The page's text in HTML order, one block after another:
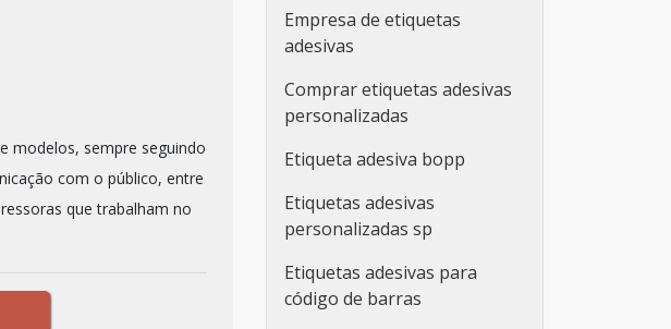
modelos, sempre seguindo
com o público, entre
que trabalham no
Empresa de etiquetas
adesivas
Comprar etiquetas adesivas
personalizadas
Etiqueta adesiva bopp
Etiquetas adesivas
personalizadas sp
Etiquetas adesivas para
código de barras